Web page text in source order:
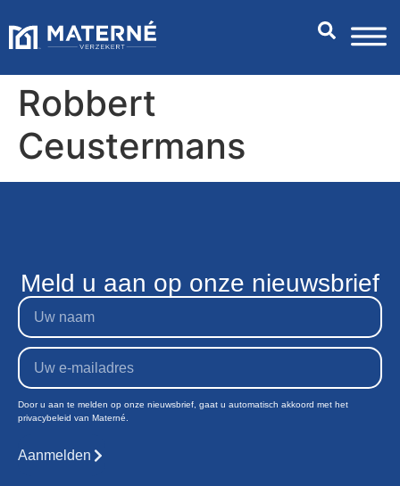
Robbert
Ceustermans
Meld u aan op onze nieuwsbrief
Door u aan te melden op onze nieuwsbrief, gaat u automatisch akkoord met het
privacybeleid van Materné.
Aanmelden